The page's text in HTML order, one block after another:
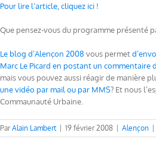
Pour lire l’article, cliquez ici !
Que pensez-vous du programme présenté
Le blog d’Alençon 2008 vous permet
Marc Le Picard en postant un commentaire
mais vous pouvez aussi réagir de manière
une vidéo par mail ou par MMS? Et nous
Commaunauté Urbaine.
ParAlain Lambert 19 février 2008 Alençon